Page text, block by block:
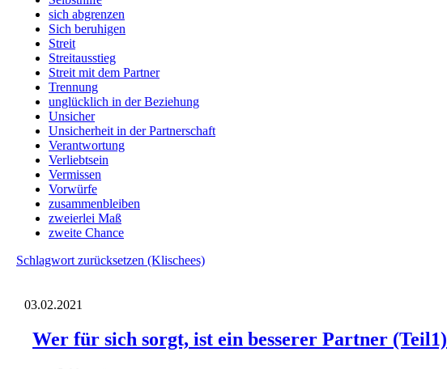
sich abgrenzen
Sich beruhigen
Streit
Streitausstieg
Streit mit dem Partner
Trennung
unglücklich in der Beziehung
Unsicher
Unsicherheit in der Partnerschaft
Verantwortung
Verliebtsein
Vermissen
Vorwürfe
zusammenbleiben
zweierlei Maß
zweite Chance
Schlagwort zurücksetzen (Klischees)
03.02.2021
Wer für sich sorgt, ist ein besserer Partner (Teil1)